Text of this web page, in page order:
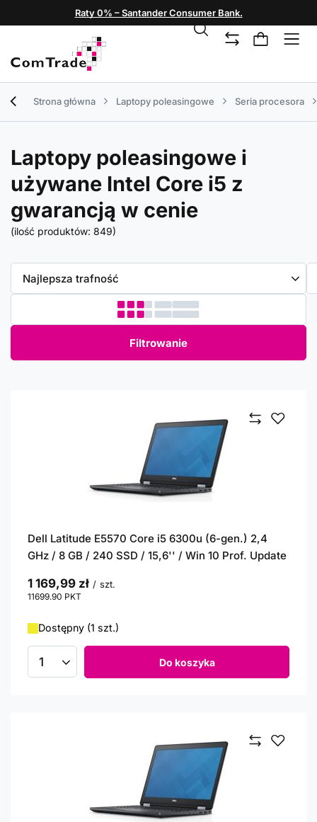
Raty 0% – Santander Consumer Bank.
Strona główna Laptopy poleasingowe Seria procesora
Laptopy poleasingowe i
używane Intel Core i5 z
gwarancją w cenie
(ilość produktów: 849)
Zmień sortowanie
Najlepsza trafność
Filtrowanie
Dell Latitude E5570 Core i5 6300u (6-gen.) 2,4
GHz / 8 GB / 240 SSD / 15,6'' / Win 10 Prof. Update
1 169,99 zł / szt.
11699.90 PKT
Dostępny (1 szt.)
Ilość produktów Do koszyka